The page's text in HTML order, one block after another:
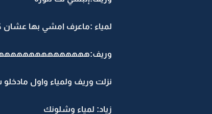
لمياء :ماعرف امشي بها عشان
نزلت وريف ولمياء واول
زياد: لمياء وشلونك